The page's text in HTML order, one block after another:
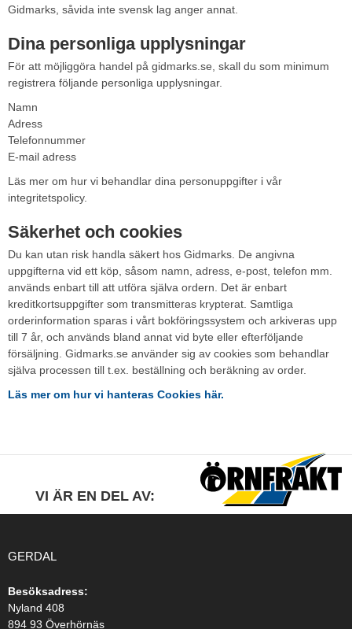
Gidmarks, såvida inte svensk lag anger annat.
Dina personliga upplysningar
För att möjliggöra handel på gidmarks.se, skall du som minimum
registrera följande personliga upplysningar.
Namn
Adress
Telefonnummer
E-mail adress
Läs mer om hur vi behandlar dina personuppgifter i vår
integritetspolicy.
Säkerhet och cookies
Du kan utan risk handla säkert hos Gidmarks. De angivna
uppgifterna vid ett köp, såsom namn, adress, e-post, telefon mm.
används enbart till att utföra själva ordern. Det är enbart
kreditkortsuppgifter som transmitteras krypterat. Samtliga
orderinformation sparas i vårt bokföringssystem och arkiveras upp
till 7 år, och används bland annat vid byte eller efterföljande
försäljning. Gidmarks.se använder sig av cookies som behandlar
själva processen till t.ex. beställning och beräkning av order.
Läs mer om hur vi hanteras Cookies här.
VI ÄR EN DEL AV:
GERDAL
Besöksadress:
Nyland 408
894 93 Överhörnäs